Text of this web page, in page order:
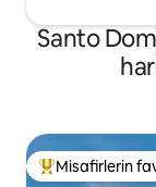
Santo
Misafirlerin
Misafirlerin